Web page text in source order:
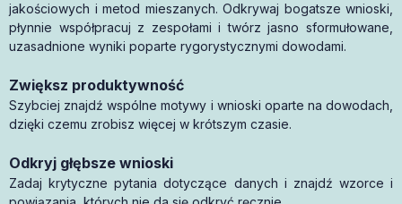
jakościowych i metod mieszanych. Odkrywaj bogatsze wnioski,
płynnie współpracuj z zespołami i twórz jasno sformułowane,
uzasadnione wyniki poparte rygorystycznymi dowodami.
Zwiększ produktywność
Szybciej znajdź wspólne motywy i wnioski oparte na dowodach,
dzięki czemu zrobisz więcej w krótszym czasie.
Odkryj głębsze wnioski
Zadaj krytyczne pytania dotyczące danych i znajdź wzorce i